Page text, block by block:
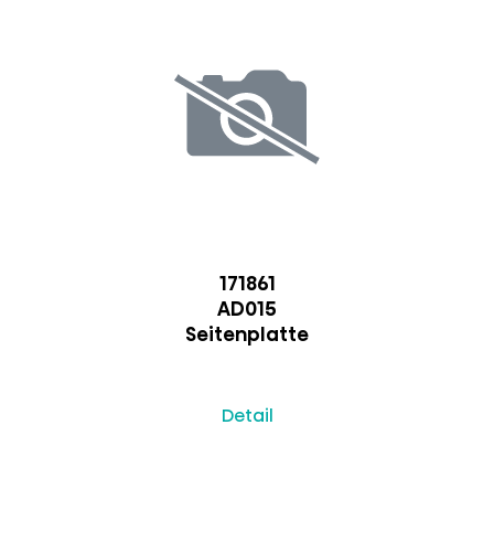
171861
AD015
Seitenplatte
Detail